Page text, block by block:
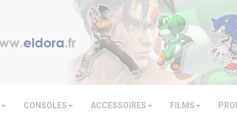
CONSOLES ACCESSOIRES FILMS